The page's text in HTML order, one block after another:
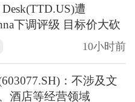
Desk(TTD.US)遭
下调评级 目标价大砍
价一度重挫约26%
10小时前
：不涉及文
酒店等经营领域